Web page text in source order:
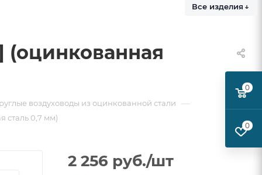
Все изделия ↓
(оцинкованная
воздуховоды из оцинкованной стали —
сталь 0,7 мм)
2 256 руб./шт
0
0